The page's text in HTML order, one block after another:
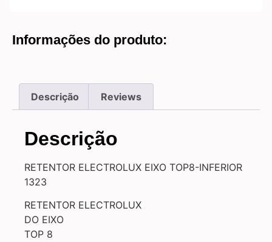
Informações do produto:
Descrição Reviews
Descrição
RETENTOR ELECTROLUX EIXO TOP8-INFERIOR
1323
RETENTOR ELECTROLUX
DO EIXO
TOP 8